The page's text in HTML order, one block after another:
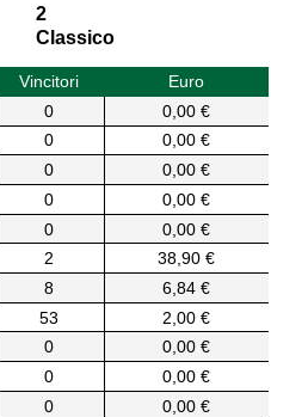
2
Classico
Vincitori
Euro
0
0,00 €
0
0,00 €
0
0,00 €
0
0,00 €
0
0,00 €
2
38,90 €
8
6,84 €
53
2,00 €
0
0,00 €
0
0,00 €
0
0,00 €